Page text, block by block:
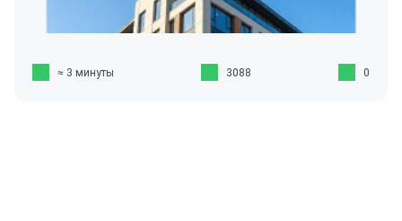
≈ 3 минуты 3088 0